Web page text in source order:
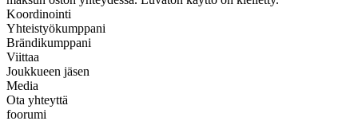
Koordinointi
Yhteistyökumppani
Brändikumppani
Viittaa
Joukkueen jäsen
Media
Ota yhteyttä
foorumi